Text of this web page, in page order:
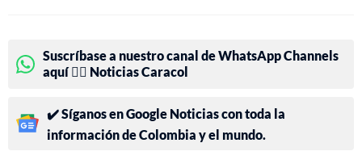
Suscríbase a nuestro canal de WhatsApp Channels
aquí 👉🏻 Noticias Caracol
✔️ Síganos en Google Noticias con toda la
información de Colombia y el mundo.